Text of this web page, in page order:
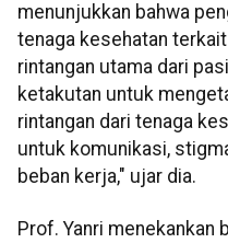
menunjukkan bahwa
tenaga kesehatan
rintangan utama dari
ketakutan untuk
rintangan dari tenaga
untuk komunikasi,
beban kerja," ujar dia.
Prof. Yanri menekankan